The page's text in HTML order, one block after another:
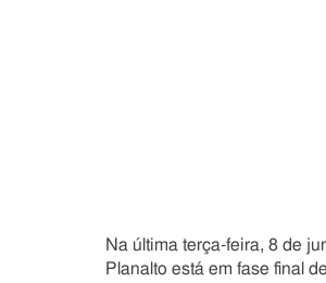
Na última terça-feira, 8 de
Planalto está em fase final